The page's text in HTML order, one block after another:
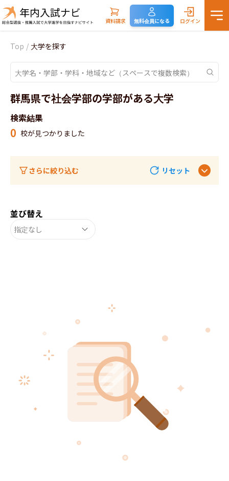
資料請求 無料会員になる ログイン
Top / 大学を探す
群馬県で社会学部の学部がある大学
検索結果
0 校が見つかりました
さらに絞り込む リセット
並び替え
指定なし